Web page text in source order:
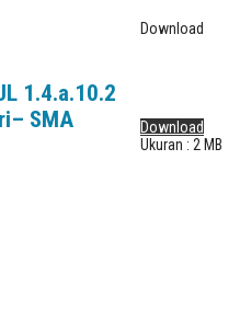
Download
1.4.a.10.2
SMA
Download
Ukuran : 2 MB